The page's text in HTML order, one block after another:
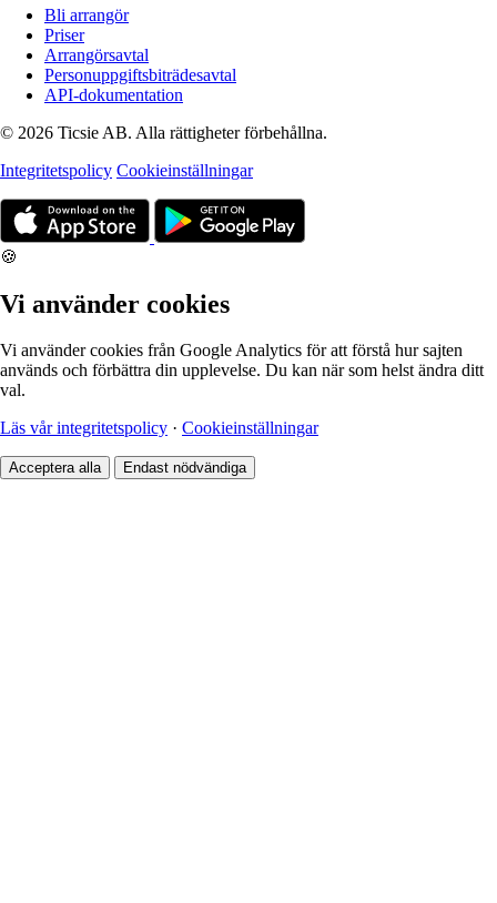
Bli arrangör
Priser
Arrangörsavtal
Personuppgiftsbiträdesavtal
API-dokumentation
© 2026 Ticsie AB. Alla rättigheter förbehållna.
Integritetspolicy Cookieinställningar
🍪
Vi använder cookies
Vi använder cookies från Google Analytics för att förstå hur sajten
används och förbättra din upplevelse. Du kan när som helst ändra ditt
val.
Läs vår integritetspolicy · Cookieinställningar
Acceptera alla Endast nödvändiga